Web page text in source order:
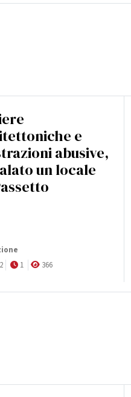
e
abusive,
un locale
1 366